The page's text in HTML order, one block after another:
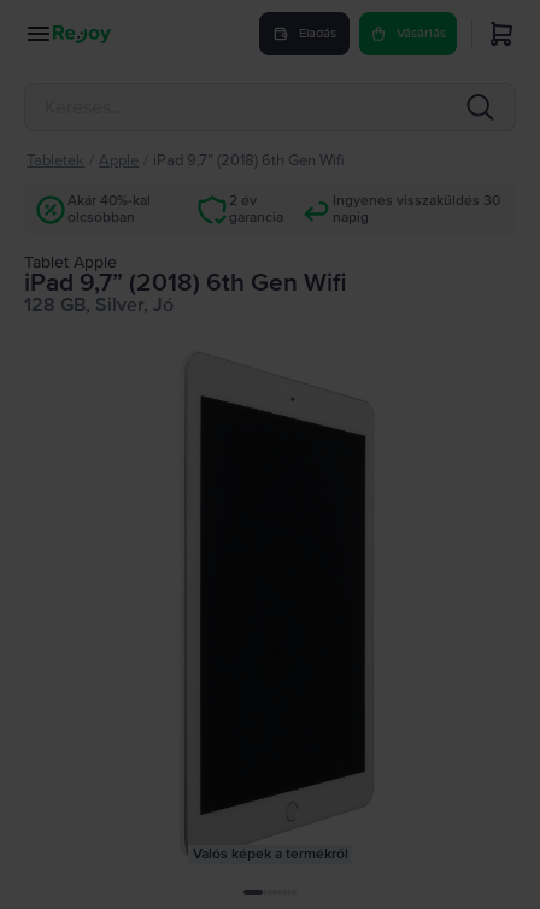
Eladás Vásárlás
Tabletek Apple iPad 9,7” (2018) 6th Gen Wifi
Akár 40%-kal
olcsóbban
2 év
garancia
Ingyenes visszaküldés 30
napig
Tablet Apple
iPad 9,7” (2018) 6th Gen Wifi
128 GB, Silver, Jó
Valós képek a termékről